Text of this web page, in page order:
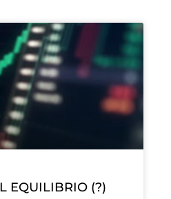
EQUILIBRIO (?)